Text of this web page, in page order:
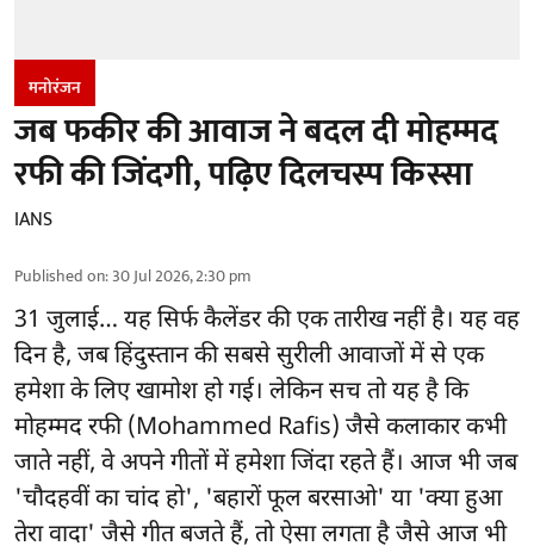
मनोरंजन
जब फकीर की आवाज ने बदल दी मोहम्मद
रफी की जिंदगी, पढ़िए दिलचस्प किस्सा
IANS
Published on:30 Jul 2026, 2:30 pm
31 जुलाई… यह सिर्फ कैलेंडर की एक तारीख नहीं है। यह वह
दिन है, जब हिंदुस्तान की सबसे सुरीली आवाजों में से एक
हमेशा के लिए खामोश हो गई। लेकिन सच तो यह है कि
मोहम्मद रफी (Mohammed Rafis) जैसे कलाकार कभी
जाते नहीं, वे अपने गीतों में हमेशा जिंदा रहते हैं। आज भी जब
'चौदहवीं का चांद हो', 'बहारों फूल बरसाओ' या 'क्या हुआ
तेरा वादा' जैसे गीत बजते हैं, तो ऐसा लगता है जैसे आज भी